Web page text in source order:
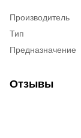
Производитель
Тип
Предназначение
Отзывы